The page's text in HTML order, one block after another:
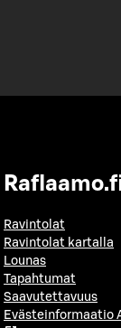
Ravintolat
Ravintolat kartalla
Lounas
Tapahtumat
Saavutettavuus
Evästeinformaatio